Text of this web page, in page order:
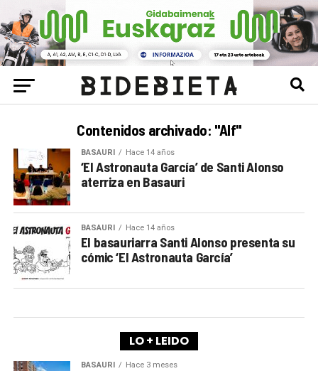
Contenidos archivado: "Alf"
BASAURI Hace 14 años
‘El Astronauta García’ de Santi Alonso
aterriza en Basauri
BASAURI Hace 14 años
El basauriarra Santi Alonso presenta su
cómic ‘El Astronauta García’
LO + LEIDO
BASAURI Hace 3 meses